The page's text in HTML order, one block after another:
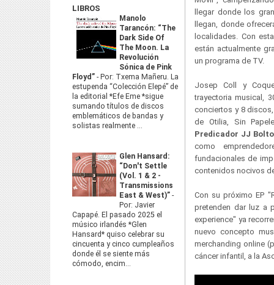
LIBROS
Manolo
Tarancón: “The
Dark Side Of
The Moon. La
Revolución
Sónica de Pink
Floyd” - Por: Txema Mañeru. La
estupenda “Colección Elepé” de
la editorial *Efe Eme *sigue
sumando títulos de discos
emblemáticos de bandas y
solistas realmente ...
Glen Hansard:
“Don't Settle
(Vol. 1 & 2 -
Transmissions
East & West)” -
Por: Javier
Capapé. El pasado 2025 el
músico irlandés *Glen
Hansard* quiso celebrar su
cincuenta y cinco cumpleaños
donde él se siente más
cómodo, encim...
llegar donde los
llegan, donde
localidades. Con
están actualmente
un programa de TV.
Josep Coll y
trayectoria musical,
conciertos y 8
de Otilia, Sin
Predicador JJ
como
fundacionales de
contenidos nocivos
Con su próximo EP
pretenden dar luz a
experience" ya
nuevo concepto
merchanding online
cáncer infantil, a la